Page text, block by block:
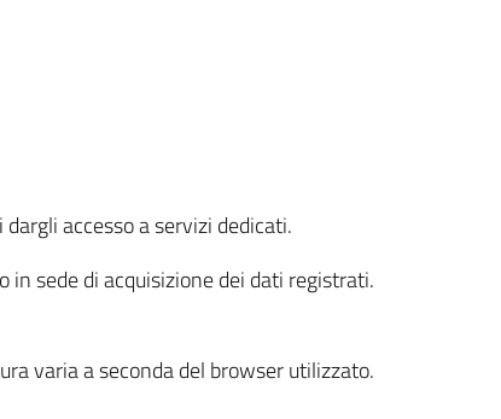
accesso a servizi dedicati.
sede di acquisizione dei dati registrati.
varia a seconda del browser utilizzato.